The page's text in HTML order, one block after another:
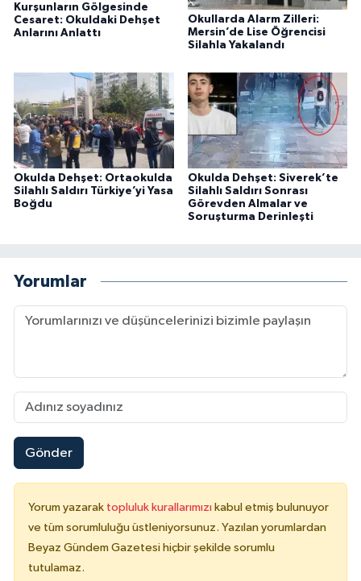
Kurşunların Gölgesinde
Cesaret: Okuldaki Dehşet
Anlarını Anlattı
Okullarda Alarm Zilleri:
Mersin’de Lise Öğrencisi
Silahla Yakalandı
Okulda Dehşet: Ortaokulda
Silahlı Saldırı Türkiye’yi Yasa
Boğdu
Okulda Dehşet: Siverek’te
Silahlı Saldırı Sonrası
Görevden Almalar ve
Soruşturma Derinleşti
Yorumlar
Gönder
Yorum yazarak topluluk kurallarımızı kabul etmiş bulunuyor
ve tüm sorumluluğu üstleniyorsunuz. Yazılan yorumlardan
Beyaz Gündem Gazetesi hiçbir şekilde sorumlu
tutulamaz.